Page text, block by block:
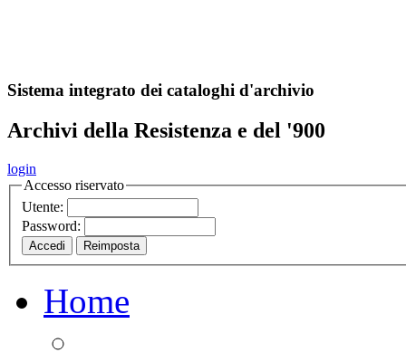
Sistema integrato dei cataloghi d'archivio
Archivi della Resistenza e del '900
login
Accesso riservato
Utente:
Password:
Home